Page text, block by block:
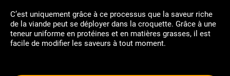
C’est uniquement grâce à ce processus que la saveur riche
de la viande peut se déployer dans la croquette. Grâce à une
teneur uniforme en protéines et en matières grasses, il est
facile de modifier les saveurs à tout moment.